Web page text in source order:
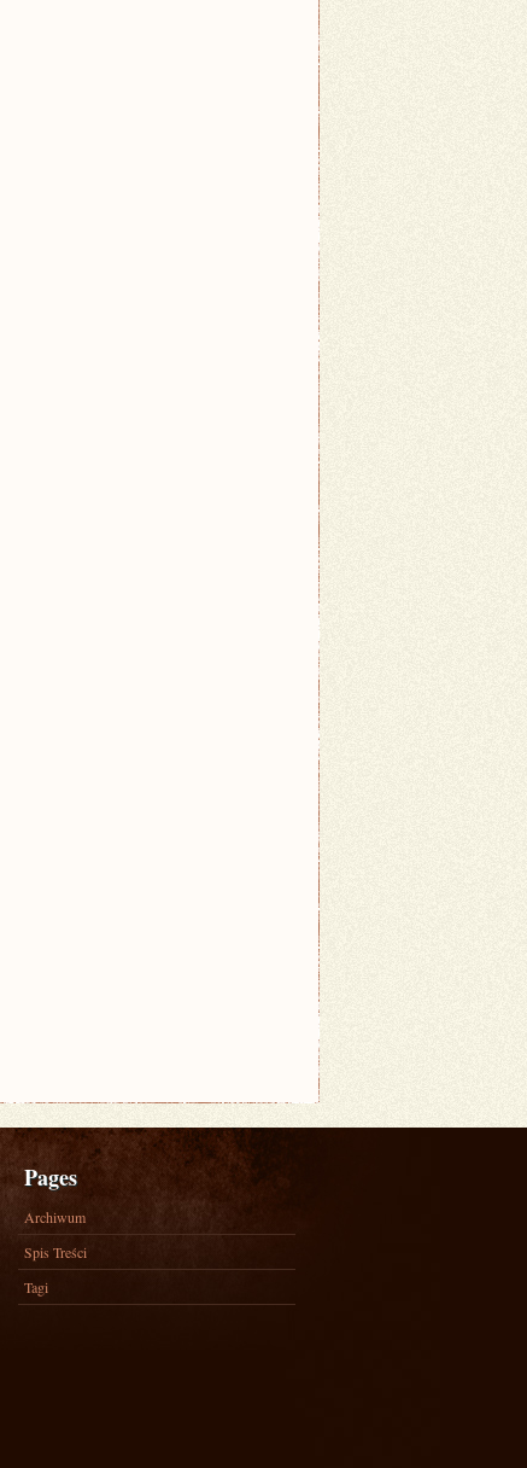
Pages
Archiwum
Spis Treści
Tagi